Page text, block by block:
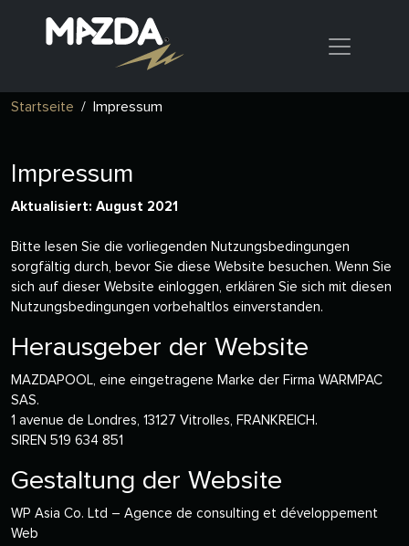
Startseite Impressum
Impressum
Aktualisiert: August 2021
Bitte lesen Sie die vorliegenden Nutzungsbedingungen
sorgfältig durch, bevor Sie diese Website besuchen. Wenn Sie
sich auf dieser Website einloggen, erklären Sie sich mit diesen
Nutzungsbedingungen vorbehaltlos einverstanden.
Herausgeber der Website
MAZDAPOOL, eine eingetragene Marke der Firma WARMPAC
SAS.
1 avenue de Londres, 13127 Vitrolles, FRANKREICH.
SIREN 519 634 851
Gestaltung der Website
WP Asia Co. Ltd – Agence de consulting et développement
Web